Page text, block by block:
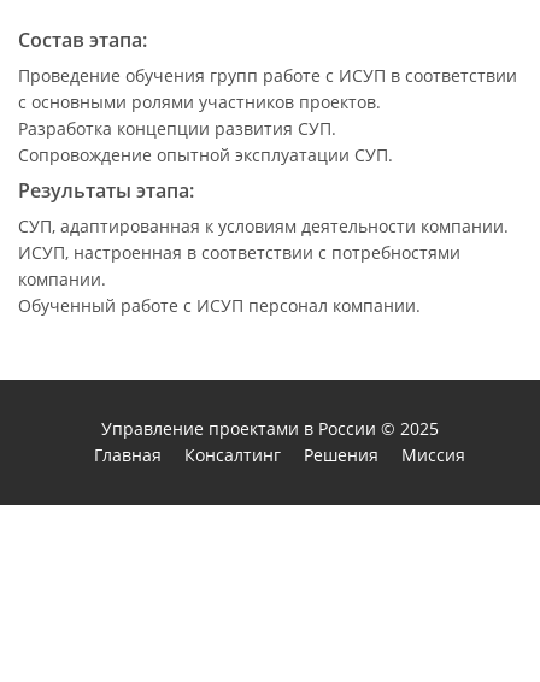
Состав этапа:
Проведение обучения групп работе с ИСУП в соответствии
с основными ролями участников проектов.
Разработка концепции развития СУП.
Сопровождение опытной эксплуатации СУП.
Результаты этапа:
СУП, адаптированная к условиям деятельности компании.
ИСУП, настроенная в соответствии с потребностями
компании.
Обученный работе с ИСУП персонал компании.
Управление проектами в России © 2025
Главная
Консалтинг Решения Миссия